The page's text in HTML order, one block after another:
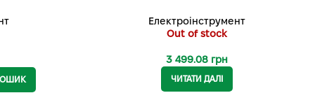
Електроінструмент
Out of stock
3 499.08 грн
ЧИТАТИ ДАЛІ